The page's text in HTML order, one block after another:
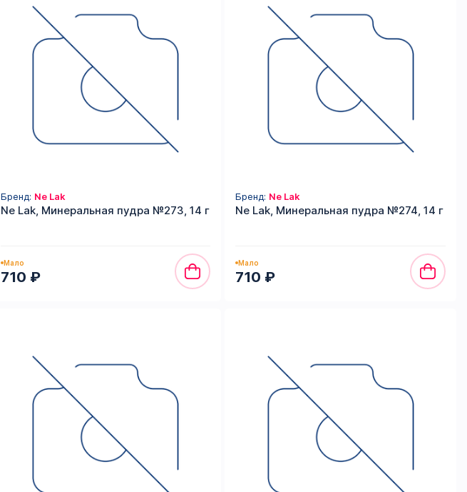
Бренд: Ne Lak
Ne Lak, Минеральная пудра №273, 14 г
Мало
710 ₽
Бренд: Ne Lak
Ne Lak, Минеральная пудра №274, 14 г
Мало
710 ₽